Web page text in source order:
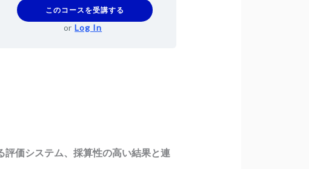
このコースを受講する
or Log In
評価システム、採算性の高い結果と連